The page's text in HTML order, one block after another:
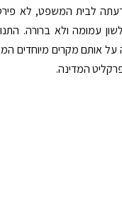
לבית המשפט, לא
עמומה ולא ברורה.
אותם מקרים מיוחדים
המדינה.